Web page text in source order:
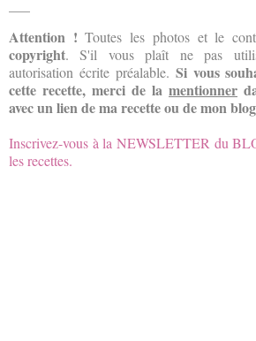
Attention !Toutes les photos et le
copyright. S'il vous plaît ne pas
autorisation écrite préalable. Si vous
cette recette, merci de la mentionner
avec un lien de ma recette ou de mon blog
Inscrivez-vous à la NEWSLETTER du
les recettes.